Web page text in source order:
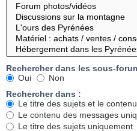
Rechercher dans les sous-
Oui
Non
Rechercher dans :
Le titre des sujets et le
Le contenu des messages
Le titre des sujets uniquement